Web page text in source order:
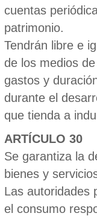
cuentas
patrimonio.
Tendrán libre e
de los medios
gastos y
durante el
que tienda a
ARTÍCULO 30
Se garantiza la
bienes y
Las autoridades
el consumo